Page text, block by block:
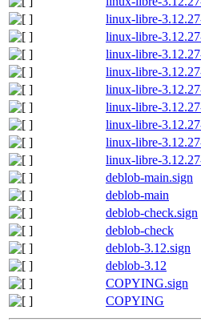
linux-libre-
linux-libre-
linux-libre-
linux-libre-
linux-libre-
linux-libre-
linux-libre-
linux-libre-
linux-libre-
deblob-main.sign
deblob-main
deblob-check.sign
deblob-check
deblob-3.12.sign
deblob-3.12
COPYING.sign
COPYING